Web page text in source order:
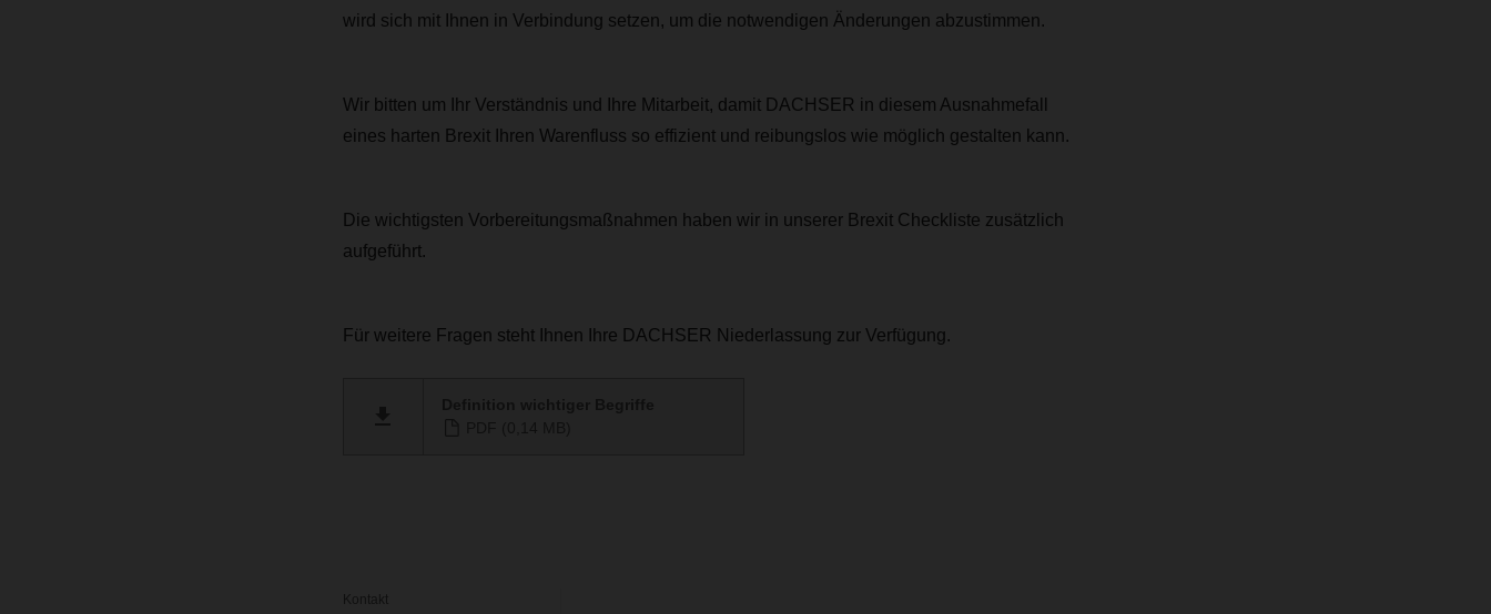
wird sich mit Ihnen in Verbindung setzen, um die notwendigen Änderungen abzustimmen.
Wir bitten um Ihr Verständnis und Ihre Mitarbeit, damit DACHSER in diesem Ausnahmefall
eines harten Brexit Ihren Warenfluss so effizient und reibungslos wie möglich gestalten kann.
Die wichtigsten Vorbereitungsmaßnahmen haben wir in unserer Brexit Checkliste zusätzlich
aufgeführt.
Für weitere Fragen steht Ihnen Ihre DACHSER Niederlassung zur Verfügung.
Kontakt